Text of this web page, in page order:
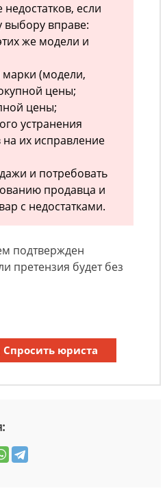
если
вправе:
же модели и
марки (модели,
цены;
цены;
устранения
их исправление
и потребовать
продавца и
с недостатками.
подтвержден
претензия будет без
Спросить юриста